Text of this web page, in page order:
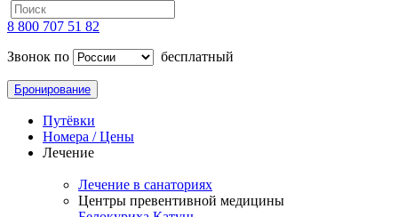
8 800 707 51 82
Звонок по
бесплатный
Бронирование
Путёвки
Номера / Цены
Лечение
Лечение в санаториях
Центры превентивной медицины